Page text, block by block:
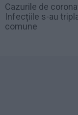
Cazurile de
Infecțiile s-au
comune